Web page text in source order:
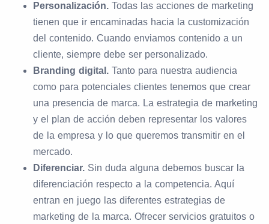
Personalización. Todas las acciones de marketing
tienen que ir encaminadas hacia la customización
del contenido. Cuando enviamos contenido a un
cliente, siempre debe ser personalizado.
Branding digital. Tanto para nuestra audiencia
como para potenciales clientes tenemos que crear
una presencia de marca. La estrategia de marketing
y el plan de acción deben representar los valores
de la empresa y lo que queremos transmitir en el
mercado.
Diferenciar. Sin duda alguna debemos buscar la
diferenciación respecto a la competencia. Aquí
entran en juego las diferentes estrategias de
marketing de la marca. Ofrecer servicios gratuitos o